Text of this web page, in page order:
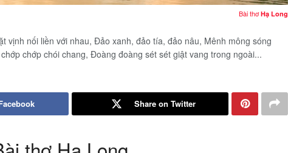
Bài thơHạ Long
vịnh nối liền với nhau, Đảo xanh, đảo tía, đảo nâu, Mênh mông sóng
chớp chói chang, Đoàng đoàng sét sét giật vang trong ngoài...
Share on Twitter